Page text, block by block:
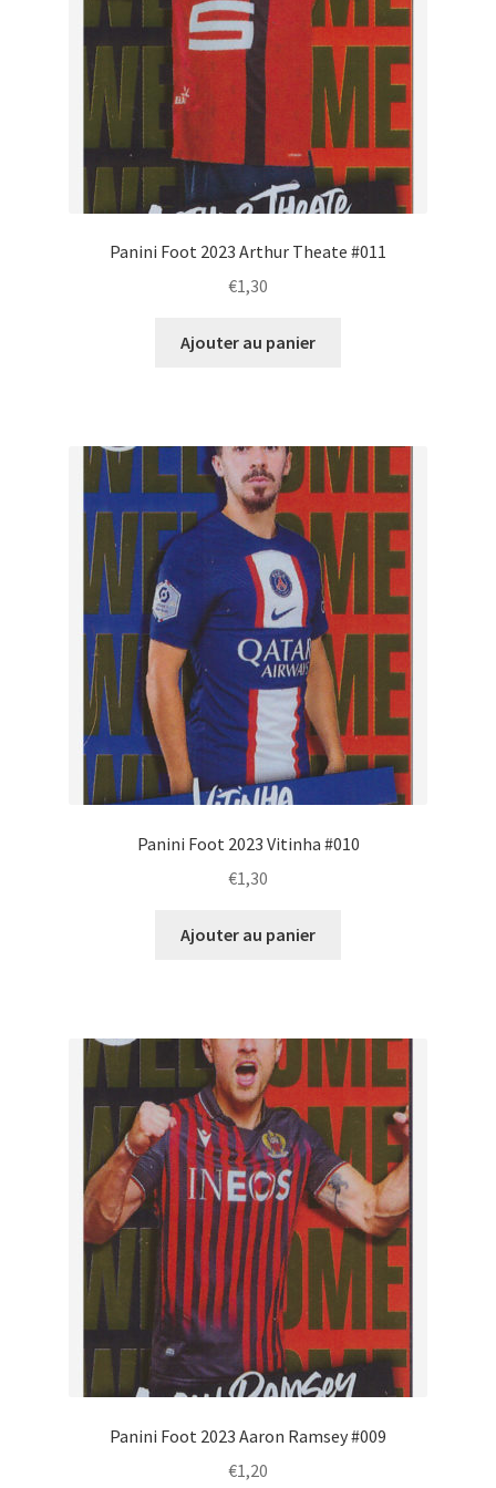
Panini Foot 2023 Arthur Theate #011
€1,30
Ajouter au panier
Panini Foot 2023 Vitinha #010
€1,30
Ajouter au panier
Panini Foot 2023 Aaron Ramsey #009
€1,20